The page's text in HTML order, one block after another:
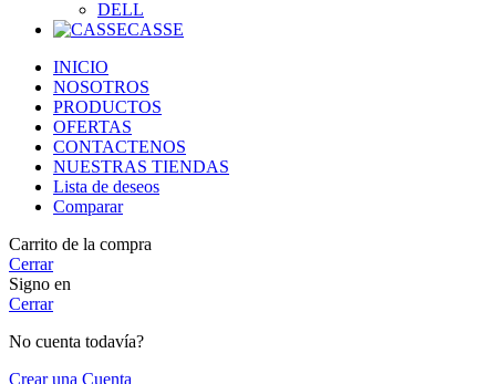
DELL
CASSE
INICIO
NOSOTROS
PRODUCTOS
OFERTAS
CONTACTENOS
NUESTRAS TIENDAS
Lista de deseos
Comparar
Carrito de la compra
Cerrar
Signo en
Cerrar
No cuenta todavía?
Crear una Cuenta